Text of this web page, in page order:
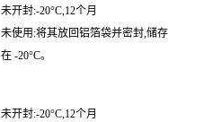
未开封:-20°C,12个月
未使用:将其放回铝箔袋并密封,储存
在 -20°C。
未开封:-20°C,12个月